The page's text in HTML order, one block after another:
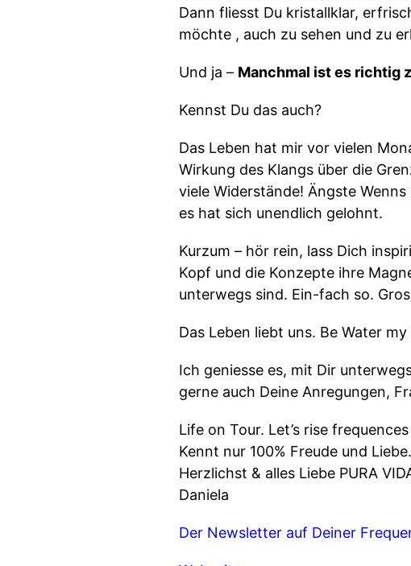
Dann fliesst Du kristallklar,
möchte , auch zu sehen und zu
Und ja – Manchmal ist es richtig
Kennst Du das auch?
Das Leben hat mir vor vielen
Wirkung des Klangs über die
viele Widerstände! Ängste
es hat sich unendlich gelohnt.
Kurzum – hör rein, lass Dich
Kopf und die Konzepte ihre
unterwegs sind. Ein-fach so.
Das Leben liebt uns. Be Water
Ich geniesse es, mit Dir
gerne auch Deine Anregungen,
Life on Tour. Let’s rise
Kennt nur 100% Freude und
Herzlichst & alles Liebe PURA
Daniela
Der Newsletter auf Deiner